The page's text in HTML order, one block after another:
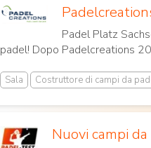
Padel Platz
padel! Dopo Padelcreations
Sala Costruttore di campi da
Nuovi campi